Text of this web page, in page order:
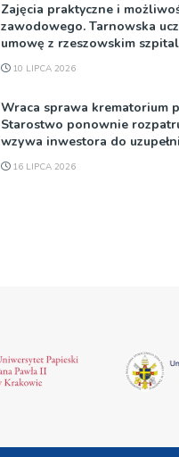
Zajęcia praktyczne i
zawodowego. Tarnowska
umowę z rzeszowskim
10 LIPCA 2026
Wraca sprawa krematorium
Starostwo ponownie
wzywa inwestora do
16 LIPCA 2026